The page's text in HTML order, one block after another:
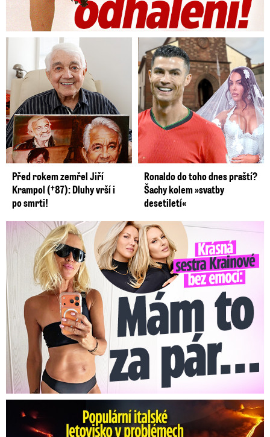
Před rokem zemřel Jiří
Krampol (†87): Dluhy vrší i
po smrti!
Ronaldo do toho dnes praští?
Šachy kolem »svatby
desetiletí«
Krásná sestra Krainové bez emocí: Mám to za pár…
Erupce sicilské sopky Etny: Ruší desítky letů